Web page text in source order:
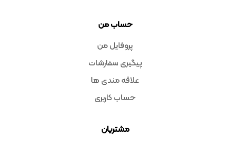
حساب من
پروفایل من
پیگیری سفارشات
علاقه مندی ها
حساب کاربری
مشتریان